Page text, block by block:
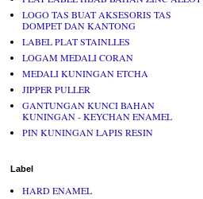
LOGO TAS BUAT AKSESORIS TAS
DOMPET DAN KANTONG
LABEL PLAT STAINLLES
LOGAM MEDALI CORAN
MEDALI KUNINGAN ETCHA
JIPPER PULLER
GANTUNGAN KUNCI BAHAN
KUNINGAN - KEYCHAN ENAMEL
PIN KUNINGAN LAPIS RESIN
Label
HARD ENAMEL